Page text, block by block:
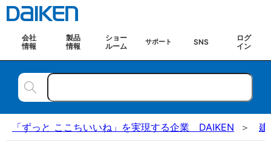
会社
情報
製品
情報
ショー
ルーム
サポート SNS
ログ
イン
「ずっと ここちいいね」を実現する企業 DAIKEN 建